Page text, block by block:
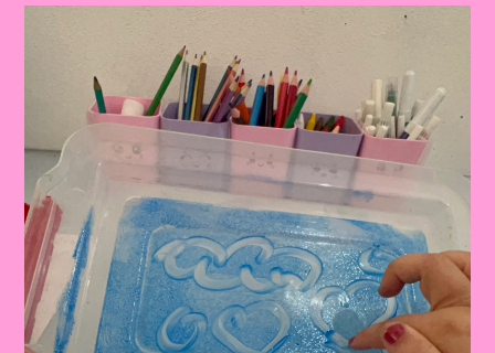
Pintura
Dedo
Na
Educação
Infantil